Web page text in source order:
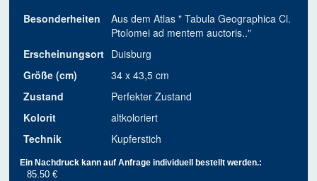
Besonderheiten
Aus dem Atlas " Tabula Geographica Cl.
Ptolomei ad mentem auctoris.."
Erscheinungsort Duisburg
Größe (cm)
34 x 43,5 cm
Zustand
Perfekter Zustand
Kolorit
altkoloriert
Technik
Kupferstich
Ein Nachdruck kann auf Anfrage individuell bestellt werden.:
85.50 €